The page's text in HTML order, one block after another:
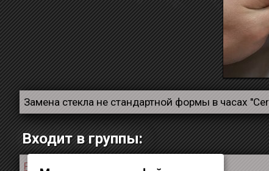
Замена стекла не стандартной формы в часах
Входит в группы:
Ремонт наручных часов